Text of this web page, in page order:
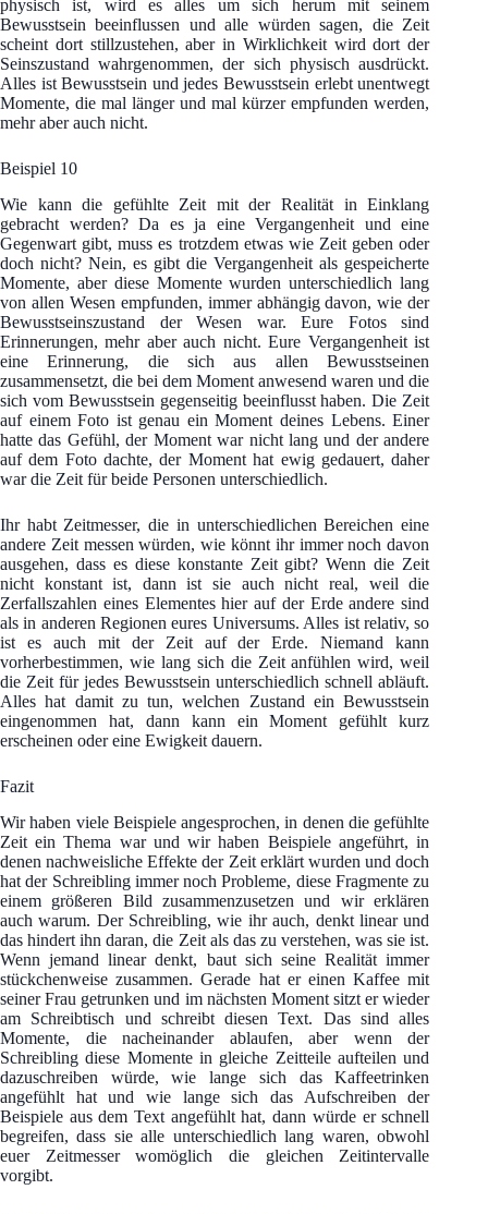
physisch ist, wird es alles um sich herum mit seinem
Bewusstsein beeinflussen und alle würden sagen, die Zeit
scheint dort stillzustehen, aber in Wirklichkeit wird dort der
Seinszustand wahrgenommen, der sich physisch ausdrückt.
Alles ist Bewusstsein und jedes Bewusstsein erlebt unentwegt
Momente, die mal länger und mal kürzer empfunden werden,
mehr aber auch nicht.
Beispiel 10
Wie kann die gefühlte Zeit mit der Realität in Einklang
gebracht werden? Da es ja eine Vergangenheit und eine
Gegenwart gibt, muss es trotzdem etwas wie Zeit geben oder
doch nicht? Nein, es gibt die Vergangenheit als gespeicherte
Momente, aber diese Momente wurden unterschiedlich lang
von allen Wesen empfunden, immer abhängig davon, wie der
Bewusstseinszustand der Wesen war. Eure Fotos sind
Erinnerungen, mehr aber auch nicht. Eure Vergangenheit ist
eine Erinnerung, die sich aus allen Bewusstseinen
zusammensetzt, die bei dem Moment anwesend waren und die
sich vom Bewusstsein gegenseitig beeinflusst haben. Die Zeit
auf einem Foto ist genau ein Moment deines Lebens. Einer
hatte das Gefühl, der Moment war nicht lang und der andere
auf dem Foto dachte, der Moment hat ewig gedauert, daher
war die Zeit für beide Personen unterschiedlich.
Ihr habt Zeitmesser, die in unterschiedlichen Bereichen eine
andere Zeit messen würden, wie könnt ihr immer noch davon
ausgehen, dass es diese konstante Zeit gibt? Wenn die Zeit
nicht konstant ist, dann ist sie auch nicht real, weil die
Zerfallszahlen eines Elementes hier auf der Erde andere sind
als in anderen Regionen eures Universums. Alles ist relativ, so
ist es auch mit der Zeit auf der Erde. Niemand kann
vorherbestimmen, wie lang sich die Zeit anfühlen wird, weil
die Zeit für jedes Bewusstsein unterschiedlich schnell abläuft.
Alles hat damit zu tun, welchen Zustand ein Bewusstsein
eingenommen hat, dann kann ein Moment gefühlt kurz
erscheinen oder eine Ewigkeit dauern.
Fazit
Wir haben viele Beispiele angesprochen, in denen die gefühlte
Zeit ein Thema war und wir haben Beispiele angeführt, in
denen nachweisliche Effekte der Zeit erklärt wurden und doch
hat der Schreibling immer noch Probleme, diese Fragmente zu
einem größeren Bild zusammenzusetzen und wir erklären
auch warum. Der Schreibling, wie ihr auch, denkt linear und
das hindert ihn daran, die Zeit als das zu verstehen, was sie ist.
Wenn jemand linear denkt, baut sich seine Realität immer
stückchenweise zusammen. Gerade hat er einen Kaffee mit
seiner Frau getrunken und im nächsten Moment sitzt er wieder
am Schreibtisch und schreibt diesen Text. Das sind alles
Momente, die nacheinander ablaufen, aber wenn der
Schreibling diese Momente in gleiche Zeitteile aufteilen und
dazuschreiben würde, wie lange sich das Kaffeetrinken
angefühlt hat und wie lange sich das Aufschreiben der
Beispiele aus dem Text angefühlt hat, dann würde er schnell
begreifen, dass sie alle unterschiedlich lang waren, obwohl
euer Zeitmesser womöglich die gleichen Zeitintervalle
vorgibt.